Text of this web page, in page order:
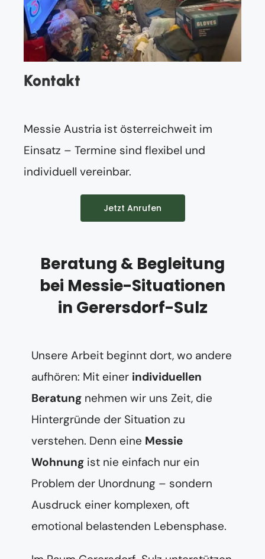
Kontakt
Messie Austria ist österreichweit im
Einsatz – Termine sind flexibel und
individuell vereinbar.
Jetzt Anrufen
Beratung & Begleitung
bei Messie-Situationen
in Gerersdorf-Sulz
Unsere Arbeit beginnt dort, wo andere
aufhören: Mit einer individuellen
Beratung nehmen wir uns Zeit, die
Hintergründe der Situation zu
verstehen. Denn eine Messie
Wohnung ist nie einfach nur ein
Problem der Unordnung – sondern
Ausdruck einer komplexen, oft
emotional belastenden Lebensphase.